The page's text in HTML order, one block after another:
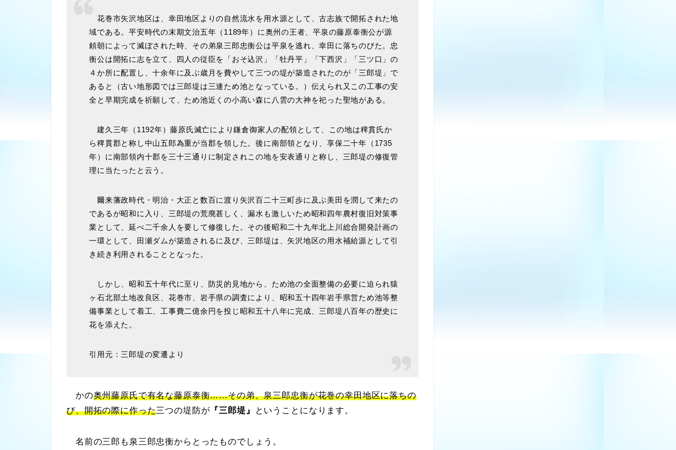
花巻市矢沢地区は、幸田地区よりの自然流水を用水源として、古志族で開拓された地
域である。平安時代の末期文治五年（1189年）に奥州の王者、平泉の藤原泰衡公が源
頼朝によって滅ぼされた時、その弟泉三郎忠衡公は平泉を逃れ、幸田に落ちのびた。忠
衡公は開拓に志を立て、四人の従臣を「おそ込沢」「牡丹平」「下西沢」「三ツ口」の
４か所に配置し、十余年に及ぶ歳月を費やして三つの堤が築造されたのが「三郎堤」で
あると（古い地形図では三郎堤は三連ため池となっている。）伝えられ又この工事の安
全と早期完成を祈願して、ため池近くの小高い森に八雲の大神を祀った聖地がある。
建久三年（1192年）藤原氏滅亡により鎌倉御家人の配領として、この地は稗貫氏か
ら稗貫郡と称し中山五郎為重が当郡を領した。後に南部領となり、享保二十年（1735
年）に南部領内十郡を三十三通りに制定されこの地を安表通りと称し、三郎堤の修復管
理に当たったと云う。
爾来藩政時代・明治・大正と数百に渡り矢沢百二十三町歩に及ぶ美田を潤して来たの
であるが昭和に入り、三郎堤の荒廃甚しく、漏水も激しいため昭和四年農村復旧対策事
業として、延べ二千余人を要して修復した。その後昭和二十九年北上川総合開発計画の
一環として、田瀬ダムが築造されるに及び、三郎堤は、矢沢地区の用水補給源として引
き続き利用されることとなった。
しかし、昭和五十年代に至り、防災的見地から、ため池の全面整備の必要に迫られ猿
ヶ石北部土地改良区、花巻市、岩手県の調査により、昭和五十四年岩手県営ため池等整
備事業として着工、工事費二億余円を投じ昭和五十八年に完成、三郎堤八百年の歴史に
花を添えた。
引用元：三郎堤の変遷より
かの奥州藤原氏で有名な藤原泰衡……その弟、泉三郎忠衡が花巻の幸田地区に落ちの
び、開拓の際に作った三つの堤防が 『三郎堤』 ということになります。
名前の三郎も泉三郎忠衡からとったものでしょう。